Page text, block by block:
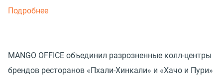
Подробнее
MANGO OFFICE объединил разрозненные колл-центры
брендов ресторанов «Пхали-Хинкали» и «Хачо и Пури»